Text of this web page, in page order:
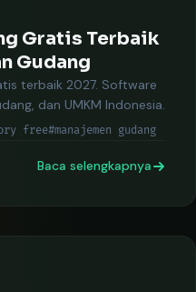
Gratis Terbaik
Gudang
terbaik 2027. Software
dan UMKM Indonesia.
free#manajemen gudang
Baca selengkapnya